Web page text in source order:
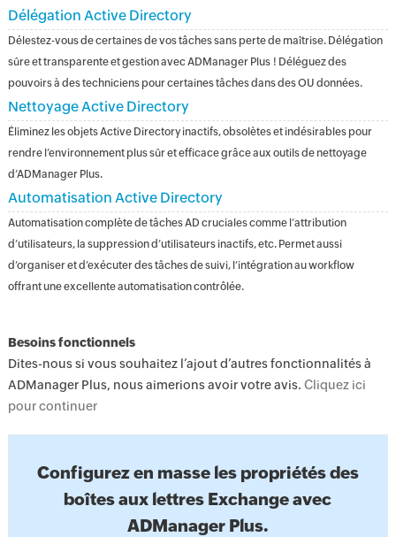
Délégation Active Directory
Délestez-vous de certaines de vos tâches sans perte de maîtrise. Délégation
sûre et transparente et gestion avec ADManager Plus ! Déléguez des
pouvoirs à des techniciens pour certaines tâches dans des OU données.
Nettoyage Active Directory
Éliminez les objets Active Directory inactifs, obsolètes et indésirables pour
rendre l’environnement plus sûr et efficace grâce aux outils de nettoyage
d’ADManager Plus.
Automatisation Active Directory
Automatisation complète de tâches AD cruciales comme l’attribution
d’utilisateurs, la suppression d’utilisateurs inactifs, etc. Permet aussi
d’organiser et d’exécuter des tâches de suivi, l’intégration au workflow
offrant une excellente automatisation contrôlée.
Besoins fonctionnels
Dites-nous si vous souhaitez l’ajout d’autres fonctionnalités à
ADManager Plus, nous aimerions avoir votre avis. Cliquez ici
pour continuer
Configurez en masse les propriétés des
boîtes aux lettres Exchange avec
ADManager Plus.